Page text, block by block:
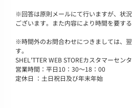
※回答は原則メールにて行いますが、状
ございます。また内容により時間を要す
※時間外のお問合わせにつきましては、
す。
SHEL'TTER WEB STOREカスタマーセン
営業時間：平日10：30～18：00
定休日 ：土日祝日及び年末年始